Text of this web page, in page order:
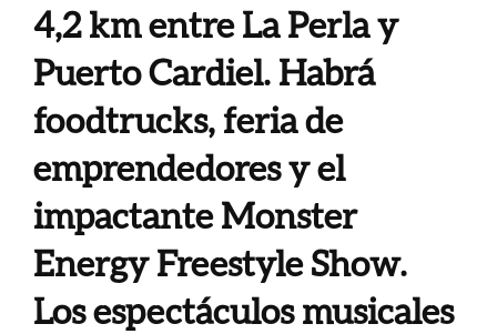
4,2 km entre La Perla y
Puerto Cardiel. Habrá
foodtrucks, feria de
emprendedores y el
impactante Monster
Energy Freestyle Show.
Los espectáculos musicales